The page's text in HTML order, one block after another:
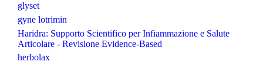
glyset
gyne lotrimin
Haridra: Supporto Scientifico per Infiammazione e Salute
Articolare - Revisione Evidence-Based
herbolax